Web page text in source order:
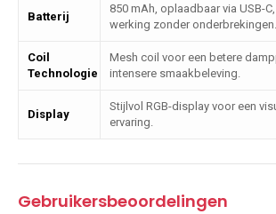
Batterij
850 mAh, oplaadbaar via USB-
werking zonder onderbrekingen.
Coil
Technologie
Mesh coil voor een betere
intensere smaakbeleving.
Display
Stijlvol RGB-display voor een
ervaring.
Gebruikersbeoordelingen